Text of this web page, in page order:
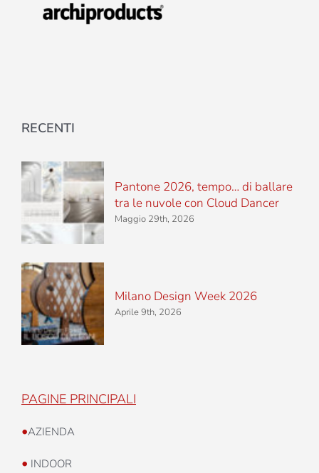
RECENTI
Pantone 2026, tempo… di ballare
tra le nuvole con Cloud Dancer
Maggio 29th, 2026
Milano Design Week 2026
Aprile 9th, 2026
PAGINE PRINCIPALI
•AZIENDA
• INDOOR